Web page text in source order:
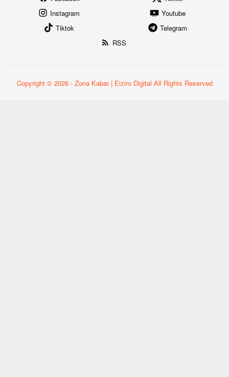
Instagram
Youtube
Tiktok
Telegram
RSS
Copyright © 2026 - Zona Kabar | Eiziro Digital All Rights Reserved